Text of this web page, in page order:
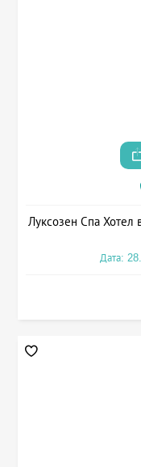
Луксозен Спа Хотел
Дата: